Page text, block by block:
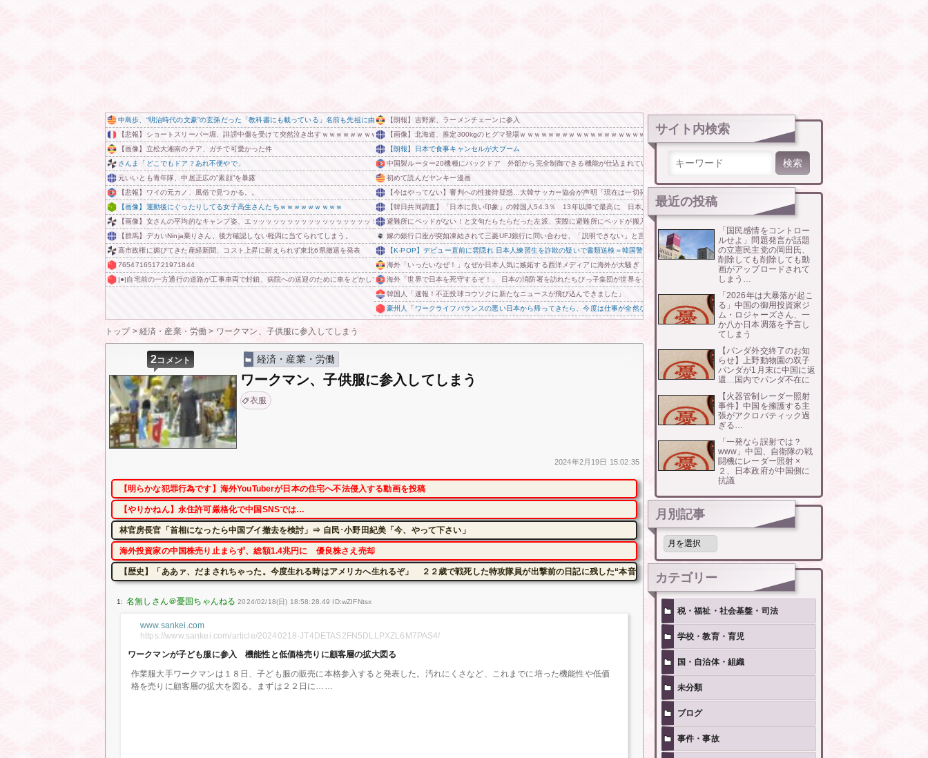
中島歩、“明治時代の文豪”の玄孫だった「教科書にも載っている」名前も先祖に由来 他
【悲報】ショートスリーパー堀、誹謗中傷を受けて突然泣き出すｗｗｗｗｗｗｗｗ
【画像】立松大湘南のチア、ガチで可愛かった件
さんま「どこでもドア？あれ不便やで」
元いいとも青年隊、中居正広の”素顔”を暴露
【悲報】ワイの元カノ、風俗で見つかる。。
【画像】運動後にぐったりしてる女子高生さんたちｗｗｗｗｗｗｗｗｗ
【画像】女さんの平均的なキャンプ姿、エッッッッッッッッッッッッッッッッッ！
【群馬】デカいNinja乗りさん、後方確認しない軽四に当てられてしまう。
高市政権に媚びてきた産経新聞、コスト上昇に耐えられず東北6県撤退を発表
765471651721971844
|●|自宅前の一方通行の道路が工事車両で封鎖、病院への送迎のために車をどかして欲しいと作業スタッフに頼むと……
【朗報】吉野家、ラーメンチェーンに参入
【画像】北海道、推定300kgのヒグマ登場ｗｗｗｗｗｗｗｗｗｗｗｗｗｗｗｗｗｗｗｗ
【朗報】日本で食事キャンセルが大ブーム
中国製ルーター20機種にバックドア 外部から完全制御できる機能が仕込まれていた
初めて読んだヤンキー漫画
【今はやってない】審判への性接待疑惑…大韓サッカー協会が声明「現在は一切発生していない」
【韓日共同調査】「日本に良い印象」の韓国人54.3％ 13年以降で最高に 日本人の韓国好感度は35.3％
避難所にベッドがない！と文句たらたらだった左派、実際に避難所にベッドが搬入されてしまった結果……
嫁の銀行口座が突如凍結されて三菱UFJ銀行に問い合わせ、「説明できない」と言われて警察に相談しにいくと……
【K-POP】デビュー直前に雲隠れ 日本人練習生を詐欺の疑いで書類送検＝韓国警察
海外「いったいなぜ！」なぜか日本人気に嫉妬する西洋メディアに海外が大騒ぎ
海外「世界で日本を死守するぞ！」 日本の消防署を訪れたちびっ子集団が世界をメロメロに
韓国人「速報！不正投球コウソクに新たなニュースが飛び込んできました」
豪州人「ワークライフバランスの悪い日本から帰ってきたら、今度は仕事が全然ない件」
トップ> 経済・産業・労働 > ワークマン、子供服に参入してしまう
2コメント 経済・産業・労働
ワークマン、子供服に参入してしまう
衣服
2024年2月19日 15:02:35
【明らかな犯罪行為です】海外YouTuberが日本の住宅へ不法侵入する動画を投稿
【やりかねん】永住許可厳格化で中国SNSでは…
林官房長官「首相になったら中国ブイ撤去を検討」⇒ 自民･小野田紀美「今、やって下さい」
海外投資家の中国株売り止まらず、総額1.4兆円に 優良株さえ売却
【歴史】「ああァ、だまされちゃった。今度生れる時はアメリカへ生れるぞ」 ２２歳で戦死した特攻隊員が出撃前の日記に残した“本音”
1: 2024/02/18(日) 18:58:28.49 ID:wZIFNtsx
www.sankei.com
https://www.sankei.com/article/20240218-JT4DETAS2FN5DLLPXZL6M7PAS4/
ワークマンが子ども服に参入 機能性と低価格売りに顧客層の拡大図る
作業服大手ワークマンは１８日、子ども服の販売に本格参入すると発表した。汚れにくさなど、これまでに培った機能性や低価
格を売りに顧客層の拡大を図る。まずは２２日に…
サイト内検索
最近の投稿
「国民感情をコントロー
ルせよ」問題発言が話題
の立憲民主党の岡田氏、
削除しても削除しても動
画がアップロードされて
しまう…
「2026年は大暴落が起こ
る」中国の御用投資家ジ
ム・ロジャーズさん、一
か八か日本凋落を予言し
てしまう
【パンダ外交終了のお知
らせ】上野動物園の双子
パンダが1月末に中国に返
還…国内でパンダ不在に
【火器管制レーダー照射
事件】中国を擁護する主
張がアクロバティック過
ぎる…
「一発なら誤射では？
www」中国、自衛隊の戦
闘機にレーダー照射 ×
２、日本政府が中国側に
抗議
月別記事
月
記
事
カテゴリー
税・福祉・社会基盤・司法
学校・教育・育児
国・自治体・組織
未分類
ブログ
事件・事故